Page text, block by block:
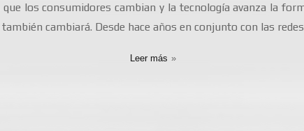
los consumidores cambian y la tecnología avanza la
cambiará. Desde hace años en conjunto con las
Leer más